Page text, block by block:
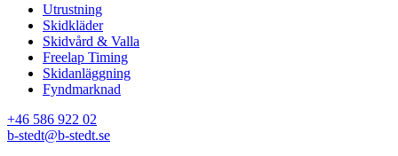
Utrustning
Skidkläder
Skidvård & Valla
Freelap Timing
Skidanläggning
Fyndmarknad
+46 586 922 02
b-stedt@b-stedt.se